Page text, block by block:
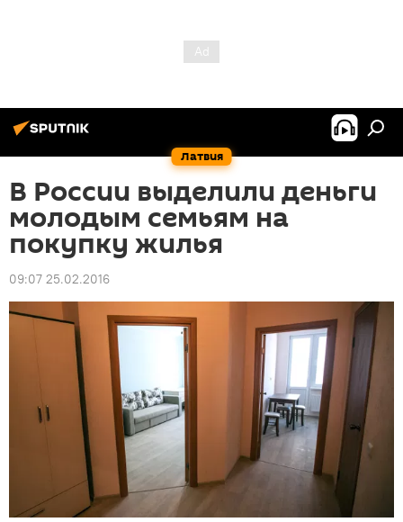
Латвия
В России выделили деньги
молодым семьям на
покупку жилья
09:07 25.02.2016